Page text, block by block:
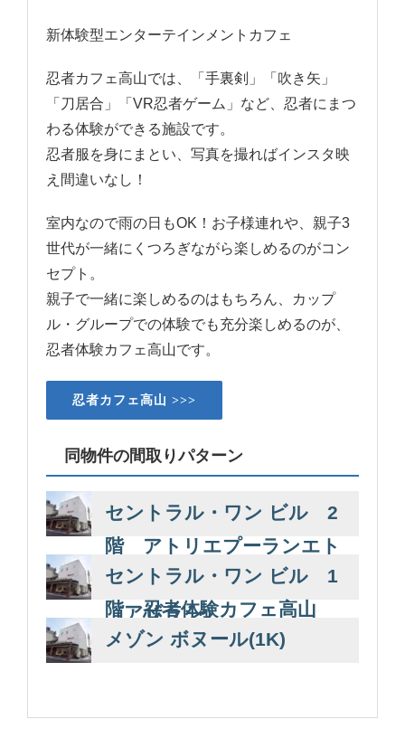
新体験型エンターテインメントカフェ
忍者カフェ高山では、「手裏剣」「吹き矢」
「刀居合」「VR忍者ゲーム」など、忍者にまつ
わる体験ができる施設です。
忍者服を身にまとい、写真を撮ればインスタ映
え間違いなし！
室内なので雨の日もOK！お子様連れや、親子3
世代が一緒にくつろぎながら楽しめるのがコン
セプト。
親子で一緒に楽しめるのはもちろん、カップ
ル・グループでの体験でも充分楽しめるのが、
忍者体験カフェ高山です。
忍者カフェ高山 >>>
同物件の間取りパターン
セントラル・ワン ビル 2
階 アトリエプーランエト
ワール・ワインバー海豹
（アザラシ）
セントラル・ワン ビル 1
階 忍者体験カフェ高山
メゾン ボヌール(1K)